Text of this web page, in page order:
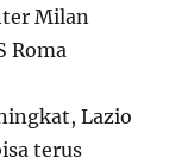
Milan
Roma
Lazio
terus